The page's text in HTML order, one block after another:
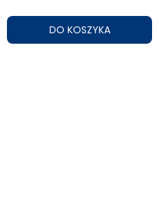
DO KOSZYKA